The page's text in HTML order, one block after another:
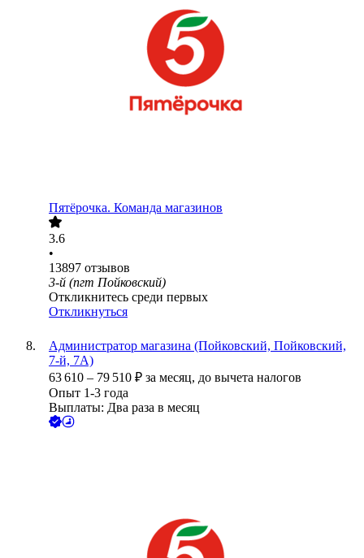
Пятёрочка. Команда магазинов
3.6
•
13897 отзывов
3-й (пгт Пойковский)
Откликнитесь среди первых
Откликнуться
Администратор магазина (Пойковский, Пойковский,
7-й, 7А)
63 610 – 79 510 ₽ за месяц, до вычета налогов
Опыт 1-3 года
Выплаты: Два раза в месяц